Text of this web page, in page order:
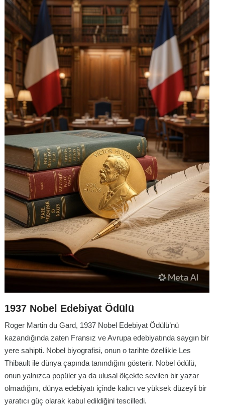
1937 Nobel Edebiyat Ödülü
Roger Martin du Gard, 1937 Nobel Edebiyat Ödülü’nü
kazandığında zaten Fransız ve Avrupa edebiyatında saygın bir
yere sahipti. Nobel biyografisi, onun o tarihte özellikle Les
Thibault ile dünya çapında tanındığını gösterir. Nobel ödülü,
onun yalnızca popüler ya da ulusal ölçekte sevilen bir yazar
olmadığını, dünya edebiyatı içinde kalıcı ve yüksek düzeyli bir
yaratıcı güç olarak kabul edildiğini tescilledi.